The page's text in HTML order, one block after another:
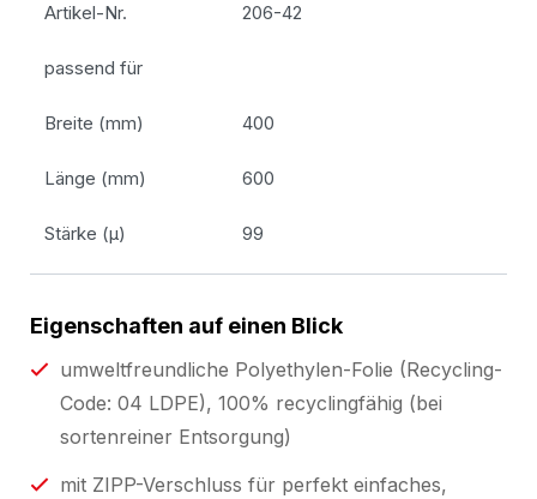
Artikel-Nr. 206-42
passend für
Breite (mm) 400
Länge (mm) 600
Stärke (µ) 99
Eigenschaften auf einen Blick
umweltfreundliche Polyethylen-Folie (Recycling-
Code: 04 LDPE), 100% recyclingfähig (bei
sortenreiner Entsorgung)
mit ZIPP-Verschluss für perfekt einfaches,